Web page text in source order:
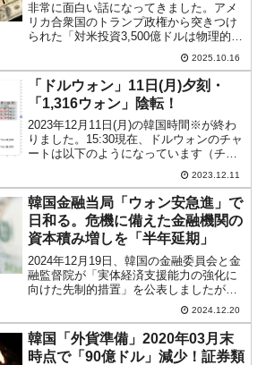
非常に面白い話になってきました。アメ
リカ合衆国のトランプ政権から突きつけ
られた「対米投資3,500億ドルは物理的に
不可能。巨額の対米投資を行うためには
無制限の通貨スワップが必要」――と韓
国政府が居直っている件の続きです。
2025年10月16...
2025.10.16
「ドルウォン」11日(月)夕刻・
「1,316ウォン」陰転！
2023年12月11日(月)の韓国時間※が終わ
りました。15:30現在、ドルウォンのチャ
ートは以下のようになっています（チャ
ートは『Investing.com』より引用）。短
いですか残念ながら陰線となっていま
す。現在のところ「1ドル＝1,3...
2023.12.11
韓国金融当局「ウォン安急進」で
日和る。危機に備えた金融機関の
資本積み増しを「半年延期」
2024年12月19日、韓国の金融委員会と金
融監督院が「実体経済支援能力の強化に
向けた先制的措置」を公表しましたが、
これは「転進」です。重要な点は「スト
レス・バッファー資本規制の導入」を
「2025年の下半期まで延期」したことで
す。もともとの...
2024.12.20
韓国「外貨準備」2020年03月末
時点で「90億ドル」減少！証券類